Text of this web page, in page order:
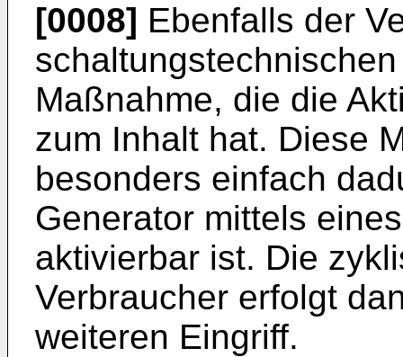
[0008] Ebenfalls der
Maßnahme, die die
zum Inhalt hat. Diese
besonders einfach
Generator mittels
aktivierbar ist. Die
Verbraucher erfolgt
weiteren Eingriff.